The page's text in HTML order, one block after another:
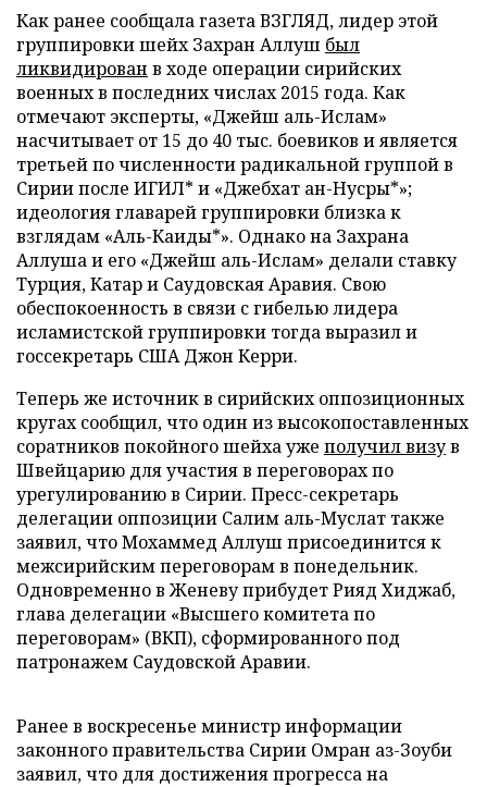
Как ранее сообщала газета ВЗГЛЯД, лидер этой
группировки шейх Захран Аллуш был
ликвидирован в ходе операции сирийских
военных в последних числах 2015 года. Как
отмечают эксперты, «Джейш аль-Ислам»
насчитывает от 15 до 40 тыс. боевиков и является
третьей по численности радикальной группой в
Сирии после ИГИЛ* и «Джебхат ан-Нусры*»;
идеология главарей группировки близка к
взглядам «Аль-Каиды*». Однако на Захрана
Аллуша и его «Джейш аль-Ислам» делали ставку
Турция, Катар и Саудовская Аравия. Свою
обеспокоенность в связи с гибелью лидера
исламистской группировки тогда выразил и
госсекретарь США Джон Керри.
Теперь же источник в сирийских оппозиционных
кругах сообщил, что один из высокопоставленных
соратников покойного шейха уже получил визув
Швейцарию для участия в переговорах по
урегулированию в Сирии. Пресс-секретарь
делегации оппозиции Салим аль-Муслат также
заявил, что Мохаммед Аллуш присоединится к
межсирийским переговорам в понедельник.
Одновременно в Женеву прибудет Рияд Хиджаб,
глава делегации «Высшего комитета по
переговорам» (ВКП), сформированного под
патронажем Саудовской Аравии.
Ранее в воскресенье министр информации
законного правительства Сирии Омран аз-Зоуби
заявил, что для достижения прогресса на